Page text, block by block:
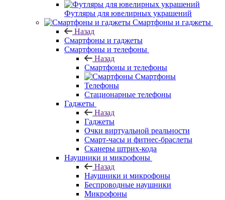
Футляры для ювелирных украшений
Смартфоны и гаджеты
Назад
Смартфоны и гаджеты
Смартфоны и телефоны
Назад
Смартфоны и телефоны
Смартфоны
Телефоны
Стационарные телефоны
Гаджеты
Назад
Гаджеты
Очки виртуальной реальности
Смарт-часы и фитнес-браслеты
Сканеры штрих-кода
Наушники и микрофоны
Назад
Наушники и микрофоны
Беспроводные наушники
Микрофоны